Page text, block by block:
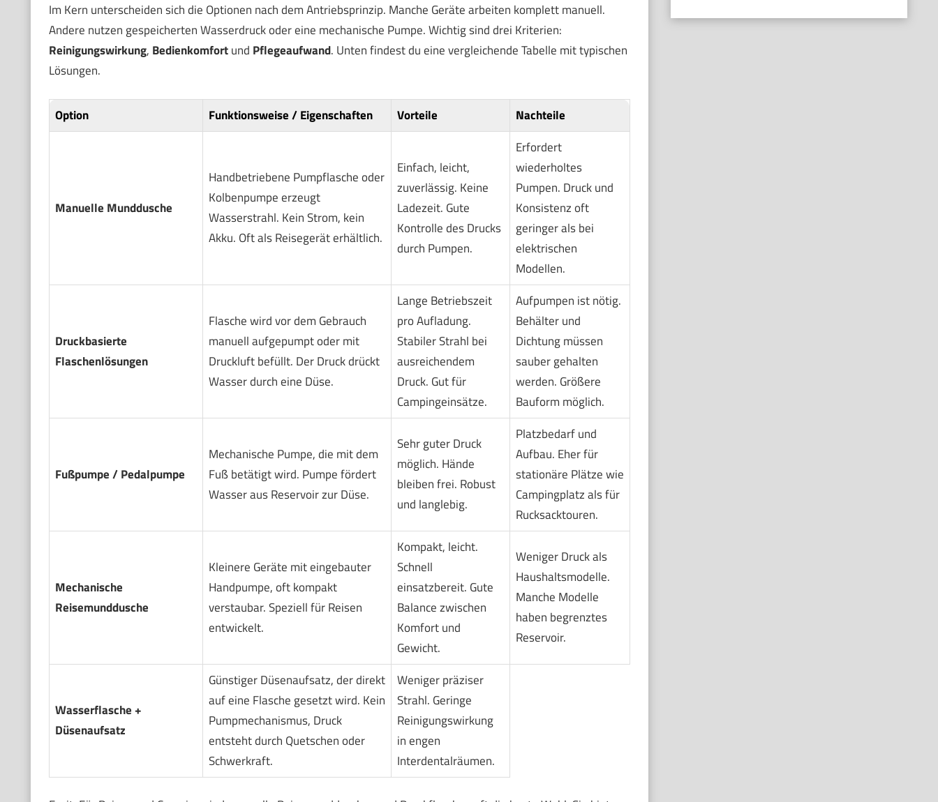
Im Kern unterscheiden sich die Optionen nach dem Antriebsprinzip. Manche Geräte arbeiten komplett manuell.
Andere nutzen gespeicherten Wasserdruck oder eine mechanische Pumpe. Wichtig sind drei Kriterien:
Reinigungswirkung, Bedienkomfortund Pflegeaufwand. Unten findest du eine vergleichende Tabelle mit typischen
Lösungen.
Option Funktionsweise / Eigenschaften Vorteile Nachteile
Manuelle Munddusche
Handbetriebene Pumpflasche oder
Kolbenpumpe erzeugt
Wasserstrahl. Kein Strom, kein
Akku. Oft als Reisegerät erhältlich.
Einfach, leicht,
zuverlässig. Keine
Ladezeit. Gute
Kontrolle des Drucks
durch Pumpen.
Erfordert
wiederholtes
Pumpen. Druck und
Konsistenz oft
geringer als bei
elektrischen
Modellen.
Druckbasierte
Flaschenlösungen
Flasche wird vor dem Gebrauch
manuell aufgepumpt oder mit
Druckluft befüllt. Der Druck drückt
Wasser durch eine Düse.
Lange Betriebszeit
pro Aufladung.
Stabiler Strahl bei
ausreichendem
Druck. Gut für
Campingeinsätze.
Aufpumpen ist nötig.
Behälter und
Dichtung müssen
sauber gehalten
werden. Größere
Bauform möglich.
Fußpumpe / Pedalpumpe
Mechanische Pumpe, die mit dem
Fuß betätigt wird. Pumpe fördert
Wasser aus Reservoir zur Düse.
Sehr guter Druck
möglich. Hände
bleiben frei. Robust
und langlebig.
Platzbedarf und
Aufbau. Eher für
stationäre Plätze wie
Campingplatz als für
Rucksacktouren.
Mechanische
Reisemunddusche
Kleinere Geräte mit eingebauter
Handpumpe, oft kompakt
verstaubar. Speziell für Reisen
entwickelt.
Kompakt, leicht.
Schnell
einsatzbereit. Gute
Balance zwischen
Komfort und
Gewicht.
Weniger Druck als
Haushaltsmodelle.
Manche Modelle
haben begrenztes
Reservoir.
Wasserflasche +
Düsenaufsatz
Günstiger Düsenaufsatz, der direkt
auf eine Flasche gesetzt wird. Kein
Pumpmechanismus, Druck
entsteht durch Quetschen oder
Schwerkraft.
Weniger präziser
Strahl. Geringe
Reinigungswirkung
in engen
Interdentalräumen.